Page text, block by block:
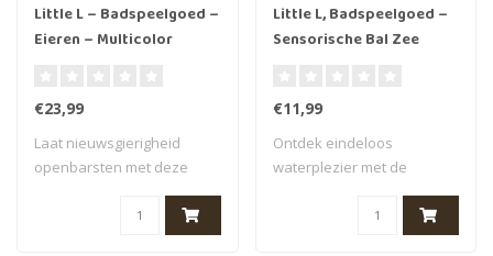
Little L – Badspeelgoed –
Eieren – Multicolor
€23,99
Laat nieuwsgierigheid
openbarsten met deze
Little L, Badspeelgoed –
Sensorische Bal Zee
€11,99
Ontdek eindeloos
waterplezier met de